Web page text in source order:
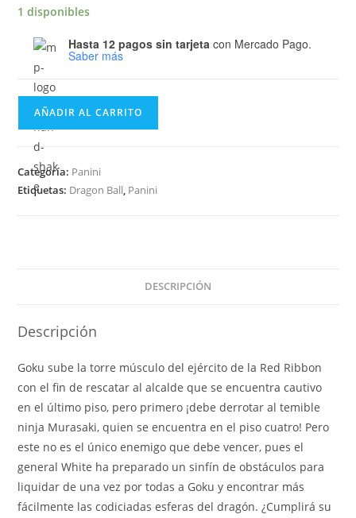
1 disponibles
Hasta 12 pagos sin tarjeta con Mercado Pago.
Saber más
Panini
Dragon
Ball
Partworks
AÑADIR AL CARRITO
Categoría: Panini
Etiquetas: Dragon Ball, Panini
DESCRIPCIÓN
Descripción
Goku sube la torre músculo del ejército de la Red Ribbon
con el fin de rescatar al alcalde que se encuentra cautivo
en el último piso, pero primero ¡debe derrotar al temible
ninja Murasaki, quien se encuentra en el piso cuatro! Pero
este no es el único enemigo que debe vencer, pues el
general White ha preparado un sinfín de obstáculos para
liquidar de una vez por todas a Goku y encontrar más
fácilmente las codiciadas esferas del dragón. ¿Cumplirá su